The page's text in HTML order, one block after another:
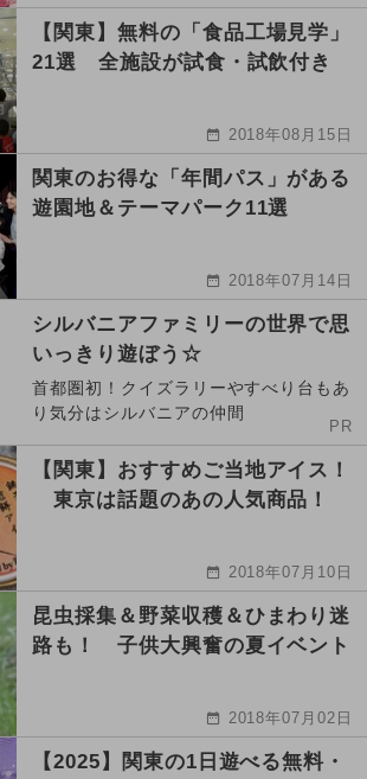
【関東】無料の「食品工場見学」
21選 全施設が試食・試飲付き
2018年08月15日
関東のお得な「年間パス」がある
遊園地＆テーマパーク11選
2018年07月14日
シルバニアファミリーの世界で思
いっきり遊ぼう☆
首都圏初！クイズラリーやすべり台もあ
り気分はシルバニアの仲間
PR
【関東】おすすめご当地アイス！
東京は話題のあの人気商品！
2018年07月10日
昆虫採集＆野菜収穫＆ひまわり迷
路も！ 子供大興奮の夏イベント
2018年07月02日
【2025】関東の1日遊べる無料・